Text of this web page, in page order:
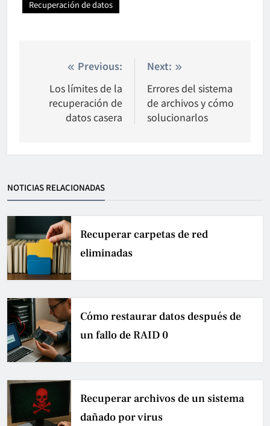
Recuperación de datos
Nawigacja
wpisu
Previous:
Los límites de la
recuperación de
datos casera
Next:
Errores del sistema
de archivos y cómo
solucionarlos
NOTICIAS RELACIONADAS
Recuperar carpetas de red
eliminadas
Cómo restaurar datos después de
un fallo de RAID 0
Recuperar archivos de un sistema
dañado por virus